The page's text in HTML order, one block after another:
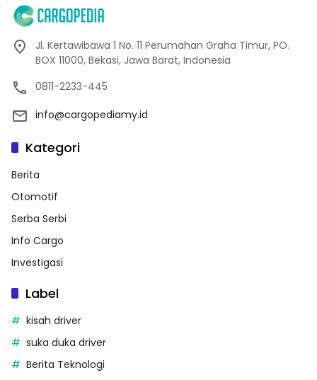
Jl. Kertawibawa 1 No. 11 Perumahan Graha Timur, PO.
BOX 11000, Bekasi, Jawa Barat, Indonesia
0811-2233-445
info@cargopediamy.id
Kategori
Berita
Otomotif
Serba Serbi
Info Cargo
Investigasi
Label
kisah driver
suka duka driver
Berita Teknologi